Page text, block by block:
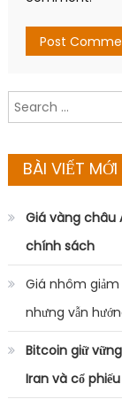
Search
for:
BÀI VIẾT
Giá vàng châu
chính sách
Giá nhôm
nhưng vẫn
Bitcoin giữ
Iran và cổ